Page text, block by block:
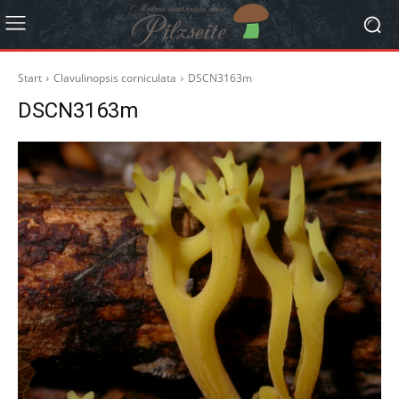
Start Clavulinopsis corniculata DSCN3163m
DSCN3163m